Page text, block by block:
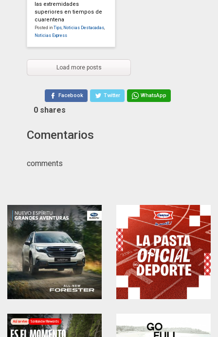
las extremidades
superiores en tiempos de
cuarentena
Posted in Tips Noticias Destacadas
Noticias Express
Load more posts
Facebook Twitter WhatsApp
0 shares
Comentarios
comments